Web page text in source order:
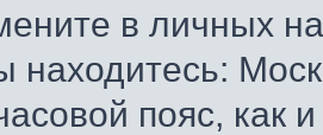
в личных
находитесь:
пояс, как